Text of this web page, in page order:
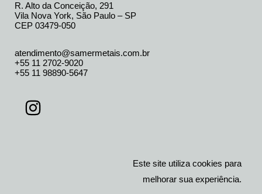
R. Alto da Conceição, 291
Vila Nova York, São Paulo – SP
CEP 03479-050
atendimento@samermetais.com.br
+55 11 2702-9020
+55 11 98890-5647
Este site utiliza cookies para
melhorar sua experiência.